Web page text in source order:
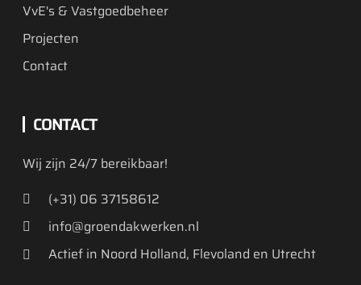
VvE's & Vastgoedbeheer
Projecten
Contact
CONTACT
Wij zijn 24/7 bereikbaar!
(+31) 06 37158612
info@groendakwerken.nl
Actief in Noord Holland, Flevoland en Utrecht